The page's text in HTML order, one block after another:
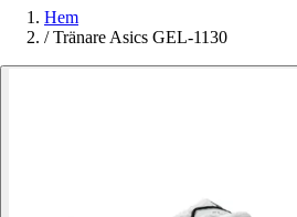
Hem
/ Tränare Asics GEL-1130